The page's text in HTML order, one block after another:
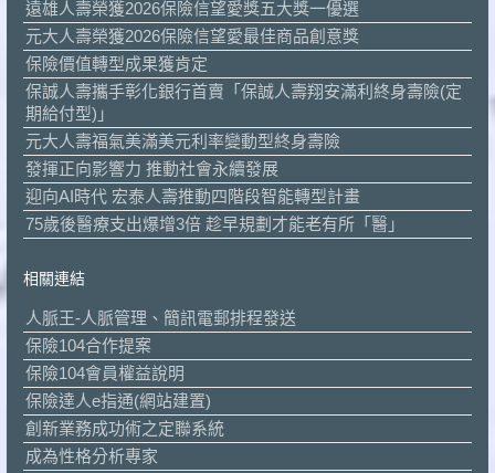
遠雄人壽榮獲2026保險信望愛獎五大獎一優選
元大人壽榮獲2026保險信望愛最佳商品創意獎
保險價值轉型成果獲肯定
保誠人壽攜手彰化銀行首賣「保誠人壽翔安滿利終身壽險(定
期給付型)」
元大人壽福氣美滿美元利率變動型終身壽險
發揮正向影響力 推動社會永續發展
迎向AI時代 宏泰人壽推動四階段智能轉型計畫
75歲後醫療支出爆增3倍 趁早規劃才能老有所「醫」
相關連結
人脈王-人脈管理、簡訊電郵排程發送
保險104合作提案
保險104會員權益說明
保險達人e指通(網站建置)
創新業務成功術之定聯系統
成為性格分析專家